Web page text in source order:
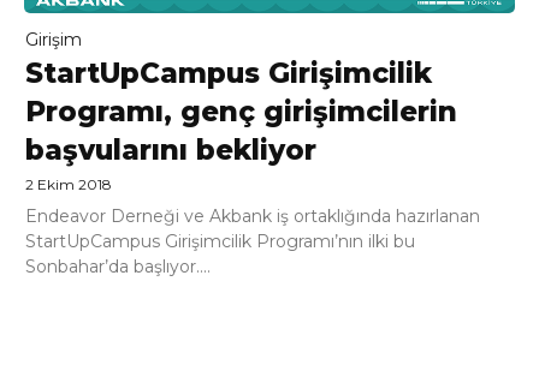
Girişim
StartUpCampus Girişimcilik
Programı, genç girişimcilerin
başvularını bekliyor
2 Ekim 2018
Endeavor Derneği ve Akbank iş ortaklığında hazırlanan
StartUpCampus Girişimcilik Programı’nın ilki bu
Sonbahar’da başlıyor....